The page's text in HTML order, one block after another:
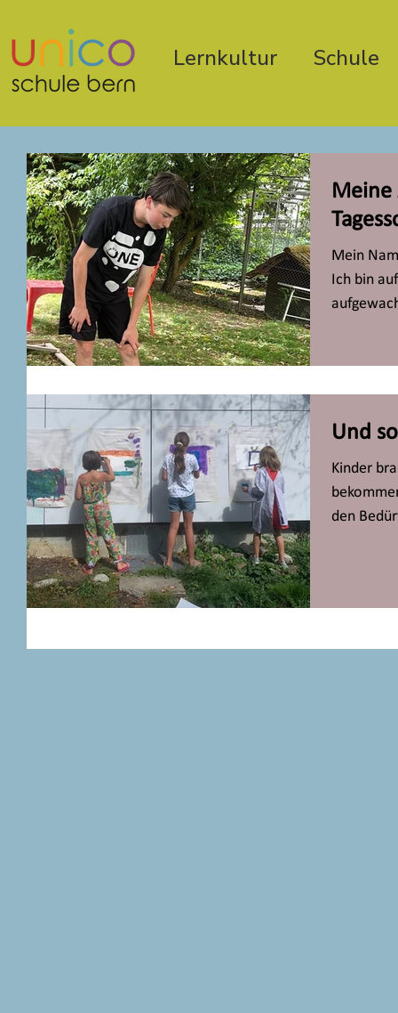
Lernkultur Schule
Meine
Mein
Ich bin
Und
Kinder
den